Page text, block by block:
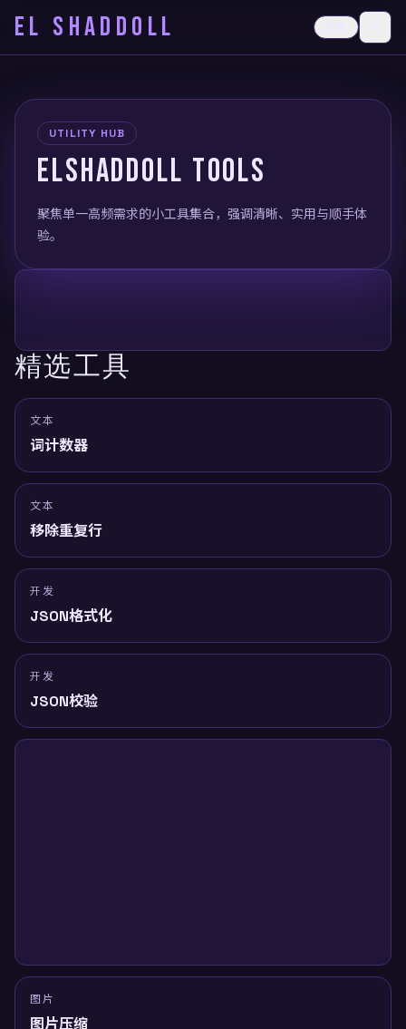
EL SHADDOLL 打
UTILITY HUB
ELSHADDOLL TOOLS
聚焦单一高频需求的小工具集合，强调清晰、实用与顺手体
验。
精选工具
文本
词计数器
文本
移除重复行
开发
JSON格式化
开发
JSON校验
图片
图片压缩